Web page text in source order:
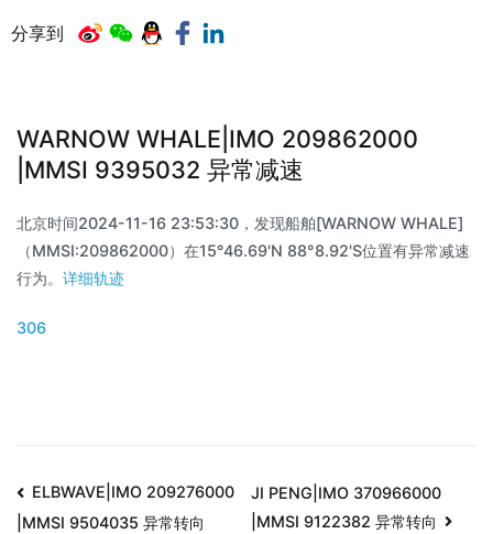
分享到
WARNOW WHALE|IMO 209862000
|MMSI 9395032 异常减速
北京时间2024-11-16 23:53:30，发现船舶[WARNOW WHALE]
（MMSI:209862000）在15°46.69'N 88°8.92'S位置有异常减速
行为。 详细轨迹
306
ELBWAVE|IMO 209276000
|MMSI 9504035 异常转向
JI PENG|IMO 370966000
|MMSI 9122382 异常转向